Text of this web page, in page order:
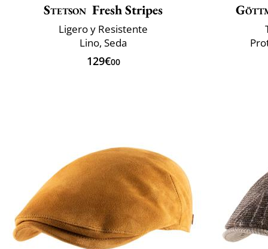
Stetson Fresh Stripes
Ligero y Resistente
Lino, Seda
129€00